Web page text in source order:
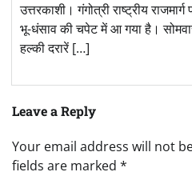
उत्तरकाशी। गंगोत्री राष्ट्रीय
भू-धंसाव की चपेट में आ गया है।
हल्की दरारें […]
Leave a Reply
Your email address will not
fields are marked *